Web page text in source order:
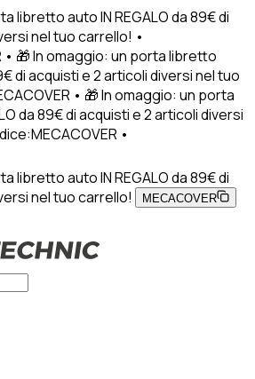
libretto auto IN REGALO da 89€ di
nel tuo carrello! •
• 🎁 In omaggio: un porta libretto
di acquisti e 2 articoli diversi nel tuo
• 🎁 In omaggio: un porta
da 89€ di acquisti e 2 articoli diversi
•
libretto auto IN REGALO da 89€ di
nel tuo carrello!
MECACOVER